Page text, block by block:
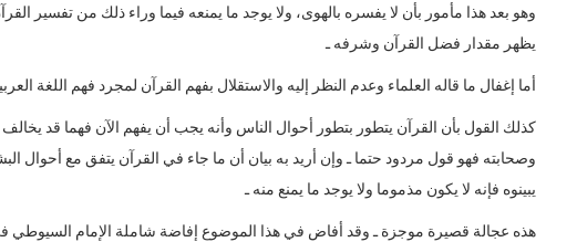
وهو بعد هذا مأمور بأن لا يفسره بالهوى، ولا يوجد ما يمنعه فيما وراء ذلك من تفسير
يظهر مقدار فضل القرآن وشرفه ـ
أما إغفال ما قاله العلماء وعدم النظر إليه والاستقلال بفهم القرآن لمجرد فهم اللغة
كذلك القول بأن القرآن يتطور بتطور أحوال الناس وأنه يجب أن يفهم الآن فهما قد
وصحابته فهو قول مردود حتما ـ وإن أريد به بيان أن ما جاء في القرآن يتفق مع
يبينوه فإنه لا يكون مذموما ولا يوجد ما يمنع منه ـ
هذه عجالة قصيرة موجزة ـ وقد أفاض في هذا الموضوع إفاضة شاملة الإمام السيوطي في